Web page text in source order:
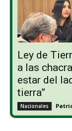
Ley de
a las
estar del
tierra”
Nacionales